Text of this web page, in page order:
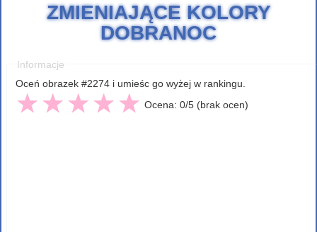
ZMIENIAJĄCE KOLORY
DOBRANOC
Informacje
Oceń obrazek #2274 i umieśc go wyżej w rankingu.
Ocena: 0/5 (brak ocen)